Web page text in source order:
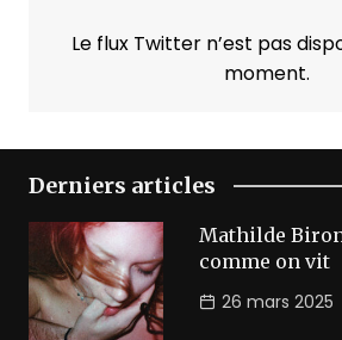
Le flux Twitter n’est pas
moment.
Derniers articles
Mathilde
comme on vit
26 mars 2025